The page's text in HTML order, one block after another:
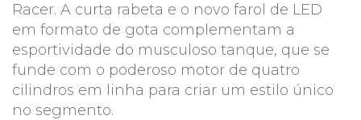
Racer. A curta rabeta e o novo farol de LED
em formato de gota complementam a
esportividade do musculoso tanque, que se
funde com o poderoso motor de quatro
cilindros em linha para criar um estilo único
no segmento.